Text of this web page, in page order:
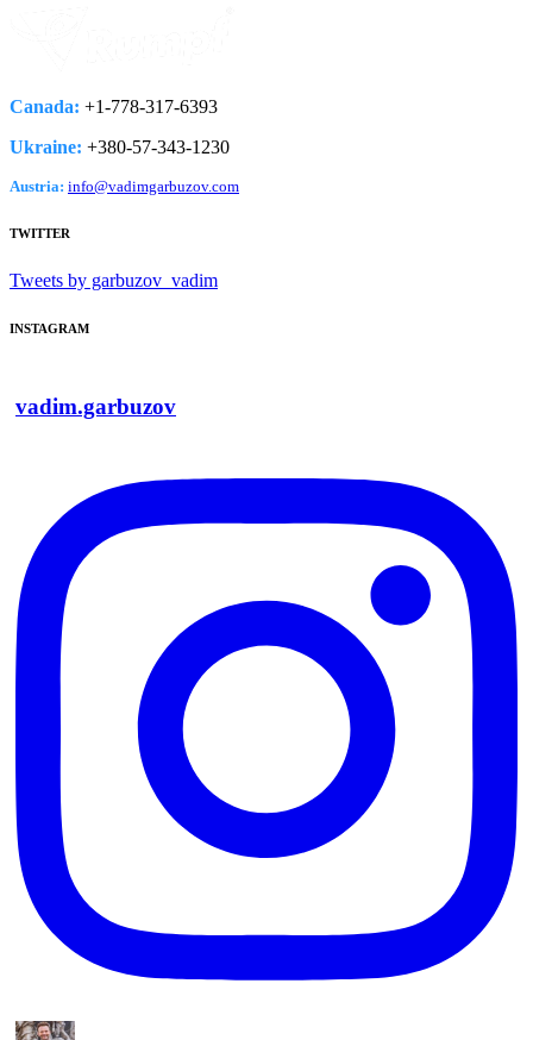
Canada: +1-778­-317-­6393
Ukraine: +380-­57-­343-­1230
Austria: info@vadimgarbuzov.com
TWITTER
Tweets by garbuzov_vadim
INSTAGRAM
vadim.garbuzov